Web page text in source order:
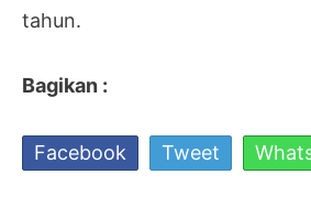
tahun.
Bagikan :
Facebook Tweet